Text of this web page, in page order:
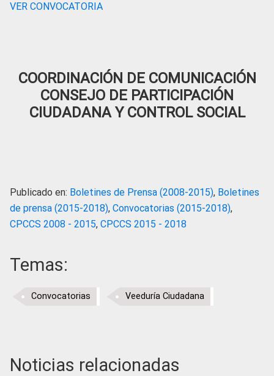
VER CONVOCATORIA
COORDINACIÓN DE COMUNICACIÓN
CONSEJO DE PARTICIPACIÓN
CIUDADANA Y CONTROL SOCIAL
Publicado en: Boletines de Prensa (2008-2015), Boletines
de prensa (2015-2018), Convocatorias (2015-2018),
CPCCS 2008 - 2015, CPCCS 2015 - 2018
Temas:
Convocatorias Veeduría Ciudadana
Noticias relacionadas